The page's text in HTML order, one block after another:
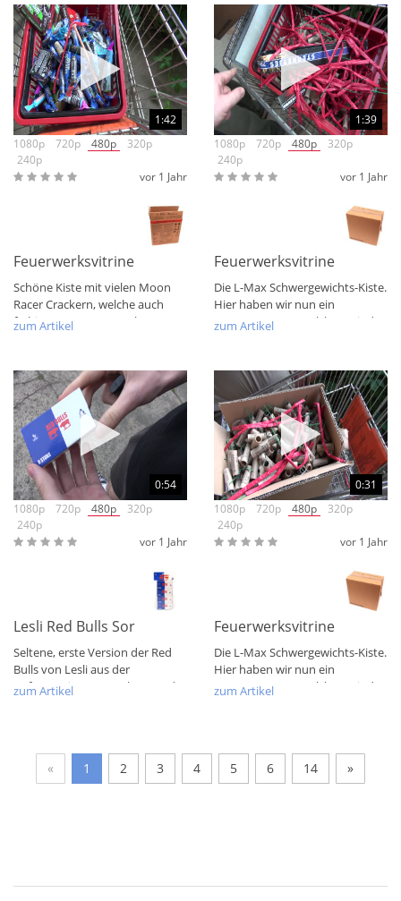
1:42
1080p
720p 480p
320p
240p
vor 1 Jahr
Feuerwerksvitrine Bunte Kiste L - Alien Moonracer
Schöne Kiste mit vielen Moon
Racer Crackern, welche auch
farbige Sterne ausspucken.
zum Artikel
1:39
1080p
720p 480p
320p
240p
vor 1 Jahr
Feuerwerksvitrine Bunte
Die L-Max Schwergewichts-Kiste.
Hier haben wir nun ein
Kartonexponat, welches seit der
zum Artikel
0:54
1080p
720p 480p
320p
240p
vor 1 Jahr
Lesli Red Bulls Sortiment 2008
Seltene, erste Version der Red
Bulls von Lesli aus der
Anfangszeit. Ca. 2008 könnte das
zum Artikel
0:31
1080p
720p 480p
320p
240p
vor 1 Jahr
Feuerwerksvitrine Bunte
Die L-Max Schwergewichts-Kiste.
Hier haben wir nun ein
Kartonexponat, welches seit der
zum Artikel
« 1 2 3 4 5 6 14 »